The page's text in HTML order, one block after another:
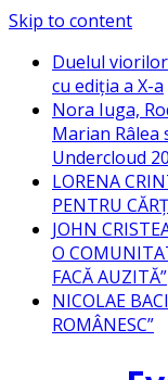
Skip to content
Duelul
cu ediția a X-a
Nora Iuga,
Marian
Undercloud
LORENA
PENTRU
JOHN
O
FACĂ AUZITĂ”
NICOLAE
ROMÂNESC”